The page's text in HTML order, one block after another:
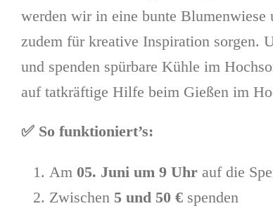
werden wir in eine bunte
zudem für kreative Inspiration sorgen.
und spenden spürbare Kühle im
auf tatkräftige Hilfe beim Gießen im
✅ So funktioniert’s:
Am 05. Juni um 9 Uhr auf die
Zwischen 5 und 50 € spenden